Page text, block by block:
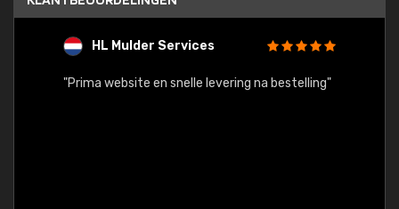
HL Mulder Services
"Prima website en snelle levering na bestelling"